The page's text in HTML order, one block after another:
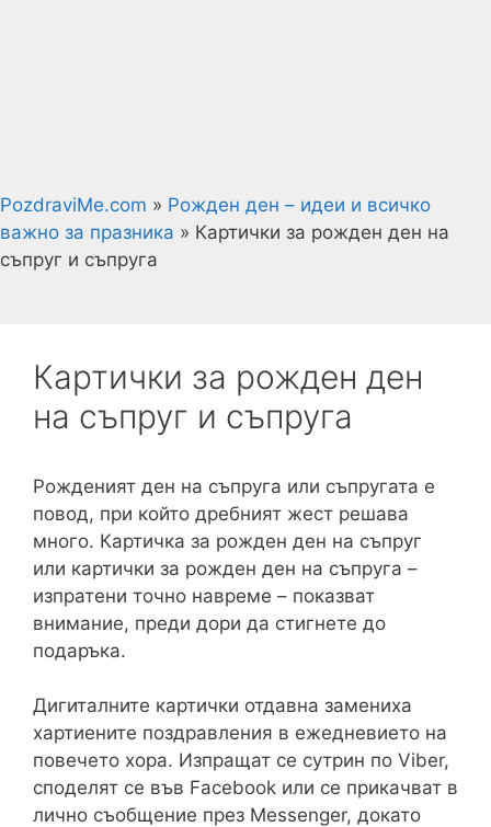
PozdraviMe.com » Рожден ден – идеи и всичко
важно за празника » Картички за рожден ден на
съпруг и съпруга
Картички за рожден ден
на съпруг и съпруга
Рожденият ден на съпруга или съпругата е
повод, при който дребният жест решава
много. Картичка за рожден ден на съпруг
или картички за рожден ден на съпруга –
изпратени точно навреме – показват
внимание, преди дори да стигнете до
подаръка.
Дигиталните картички отдавна замениха
хартиените поздравления в ежедневието на
повечето хора. Изпращат се сутрин по Viber,
споделят се във Facebook или се прикачват в
лично съобщение през Messenger, докато